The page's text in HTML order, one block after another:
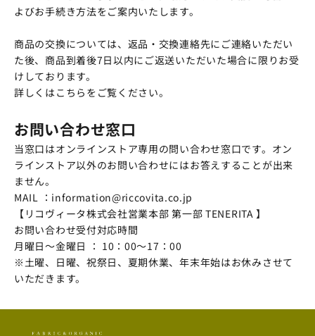
よびお手続き方法をご案内いたします。
商品の交換については、返品・交換連絡先にご連絡いただい
た後、商品到着後7日以内にご返送いただいた場合に限りお受
けしております。
詳しくはこちらをご覧ください。
お問い合わせ窓口
当窓口はオンラインストア専用の問い合わせ窓口です。オン
ラインストア以外のお問い合わせにはお答えすることが出来
ません。
MAIL ： information@riccovita.co.jp
【リコヴィータ株式会社営業本部 第一部 TENERITA 】
お問い合わせ受付対応時間
月曜日～金曜日 ： 10：00～17：00
※土曜、日曜、祝祭日、夏期休業、年末年始はお休みさせて
いただきます。